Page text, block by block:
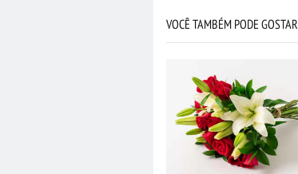
VOCÊ TAMBÉM PODE GOSTAR